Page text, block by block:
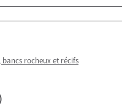
bancs rocheux et récifs